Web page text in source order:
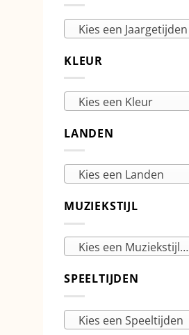
Kies een Jaargetijden
KLEUR
Kies een Kleur
LANDEN
Kies een Landen
MUZIEKSTIJL
Kies een Muziekstijlen
SPEELTIJDEN
Kies een Speeltijden